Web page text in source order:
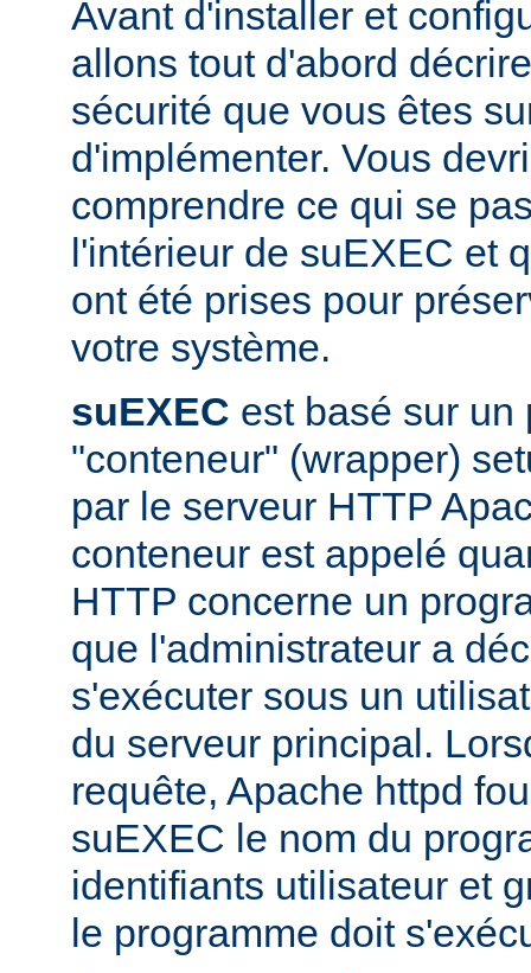
Avant d'installer et
allons tout d'abord
sécurité que vous êtes
d'implémenter. Vous
comprendre ce qui se
l'intérieur de suEXEC et
ont été prises pour
votre système.
suEXEC est basé sur un
"conteneur" (wrapper)
par le serveur HTTP
conteneur est appelé
HTTP concerne un
que l'administrateur a
s'exécuter sous un
du serveur principal.
requête, Apache httpd
suEXEC le nom du
identifiants utilisateur et
le programme doit